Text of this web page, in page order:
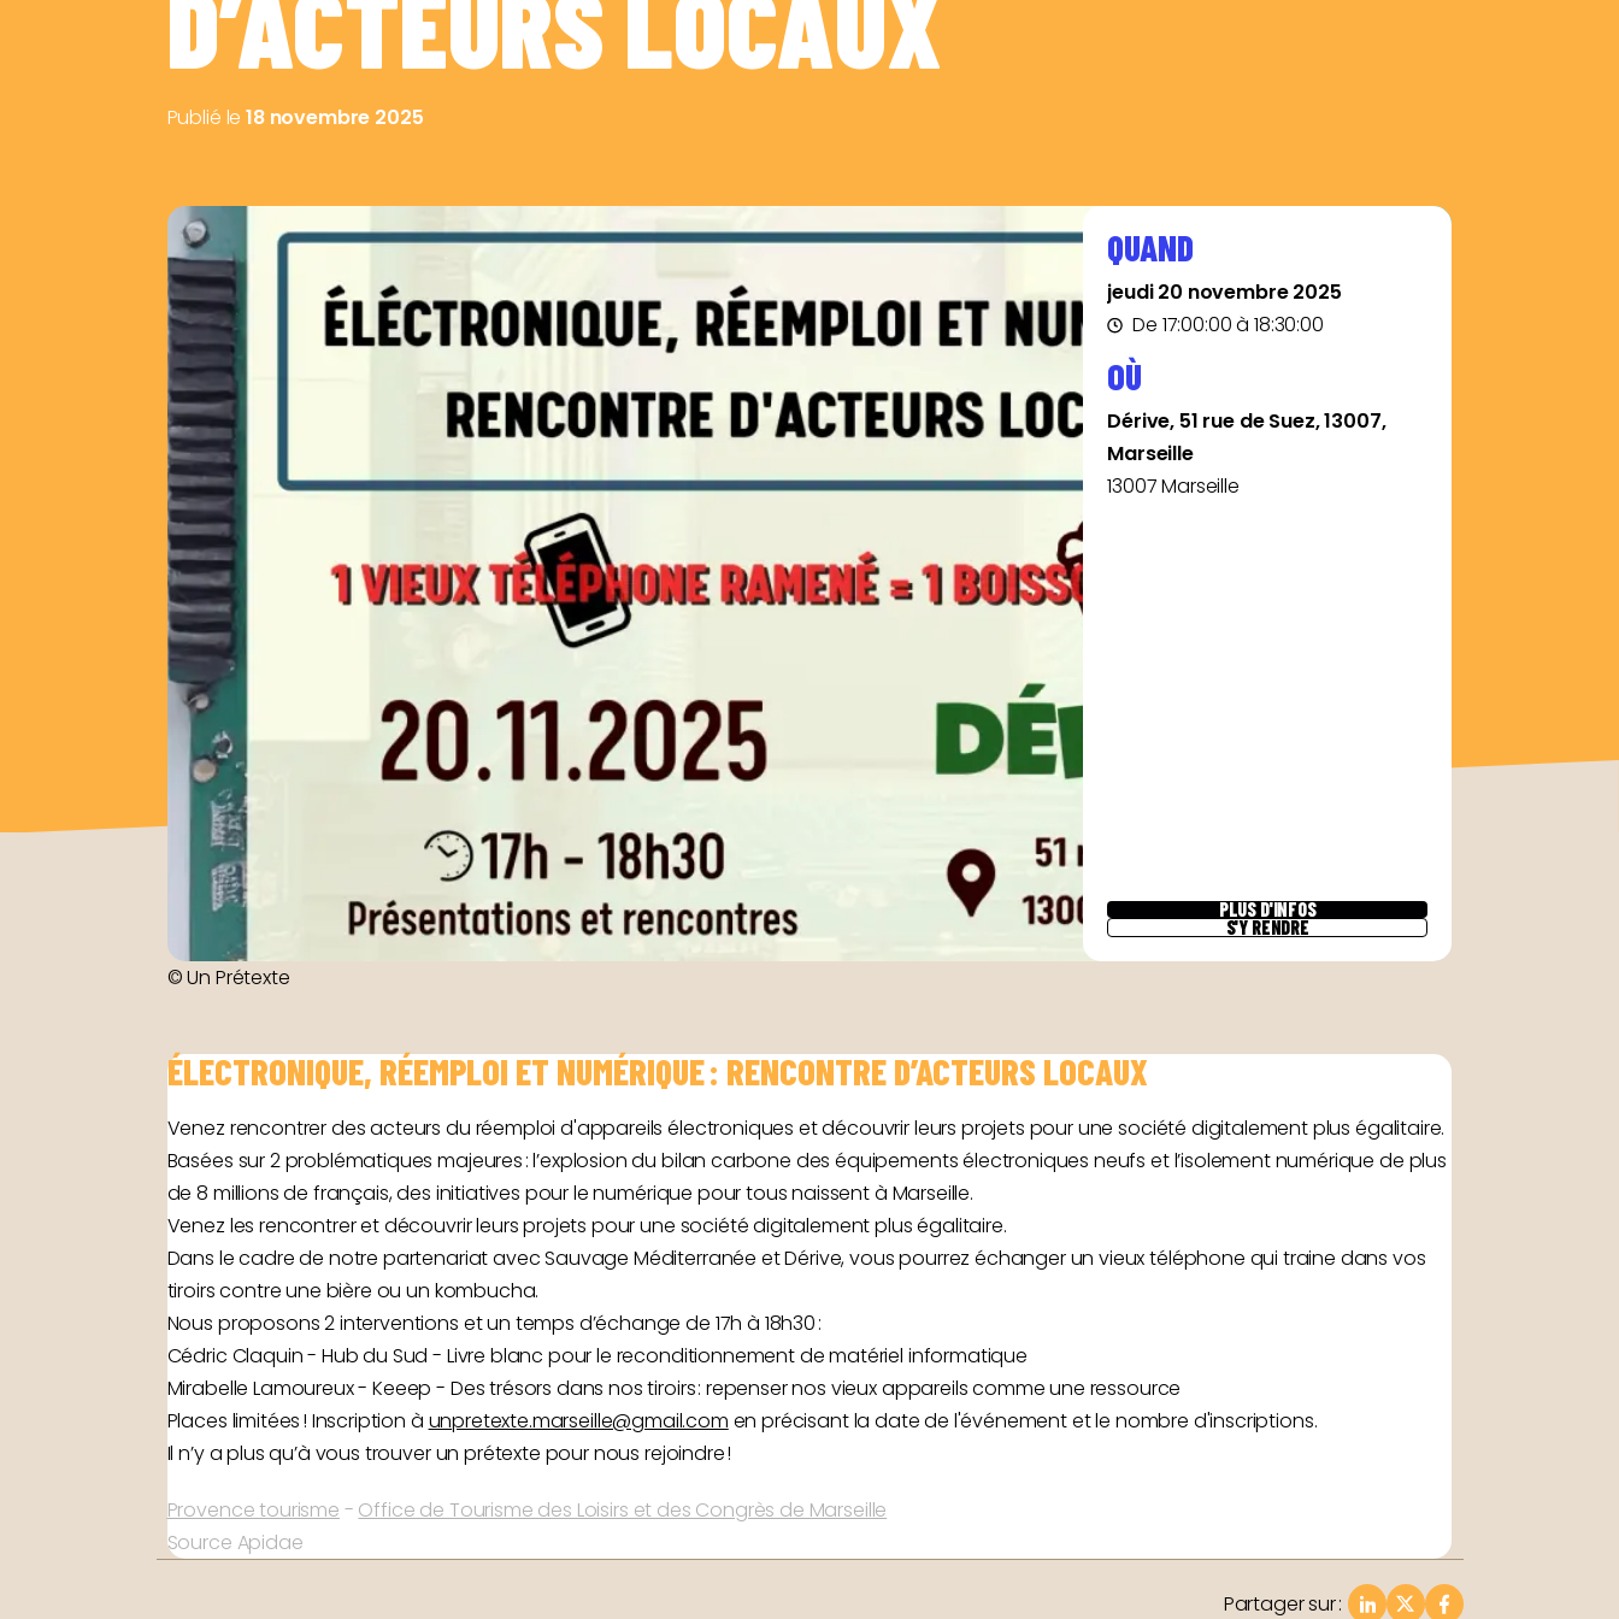
Publié le18 novembre 2025
© Un Prétexte
QUAND
jeudi 20 novembre 2025
De 17:00:00 à 18:30:00
OÙ
Dérive, 51 rue de Suez, 13007,
Marseille
13007 Marseille
PLUS D'INFOS
S'Y RENDRE
ÉLECTRONIQUE, RÉEMPLOI ET NUMÉRIQUE : RENCONTRE D’ACTEURS LOCAUX
Venez rencontrer des acteurs du réemploi d'appareils électroniques et découvrir leurs projets pour une société digitalement plus égalitaire.
Basées sur 2 problématiques majeures : l’explosion du bilan carbone des équipements électroniques neufs et l’isolement numérique de plus
de 8 millions de français, des initiatives pour le numérique pour tous naissent à Marseille.
Venez les rencontrer et découvrir leurs projets pour une société digitalement plus égalitaire.
Dans le cadre de notre partenariat avec Sauvage Méditerranée et Dérive, vous pourrez échanger un vieux téléphone qui traine dans vos
tiroirs contre une bière ou un kombucha.
Nous proposons 2 interventions et un temps d’échange de 17h à 18h30 :
Cédric Claquin - Hub du Sud - Livre blanc pour le reconditionnement de matériel informatique
Mirabelle Lamoureux - Keeep - Des trésors dans nos tiroirs : repenser nos vieux appareils comme une ressource
Places limitées ! Inscription à unpretexte.marseille@gmail.com en précisant la date de l'événement et le nombre d'inscriptions.
Il n’y a plus qu’à vous trouver un prétexte pour nous rejoindre !
Provence tourisme - Office de Tourisme des Loisirs et des Congrès de Marseille
Source Apidae
Partager sur: